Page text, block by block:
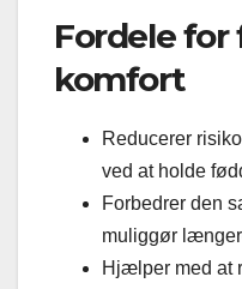
Fordele
komfort
Reducerer
ved at holde
Forbedrer den
muliggør
Hjælper med at